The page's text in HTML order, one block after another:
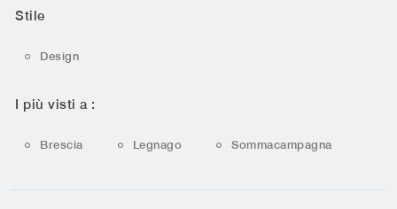
Stile
Design
I più visti a :
Brescia Legnago Sommacampagna